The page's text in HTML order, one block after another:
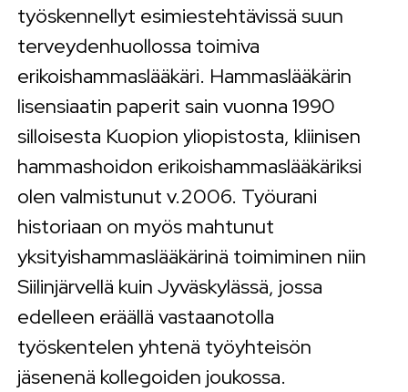
työskennellyt esimiestehtävissä suun
terveydenhuollossa toimiva
erikoishammaslääkäri. Hammaslääkärin
lisensiaatin paperit sain vuonna 1990
silloisesta Kuopion yliopistosta, kliinisen
hammashoidon erikoishammaslääkäriksi
olen valmistunut v.2006. Työurani
historiaan on myös mahtunut
yksityishammaslääkärinä toimiminen niin
Siilinjärvellä kuin Jyväskylässä, jossa
edelleen eräällä vastaanotolla
työskentelen yhtenä työyhteisön
jäsenenä kollegoiden joukossa.